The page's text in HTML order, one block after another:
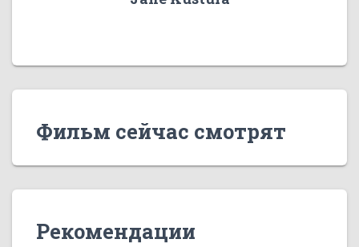
Фильм сейчас смотрят
Рекомендации